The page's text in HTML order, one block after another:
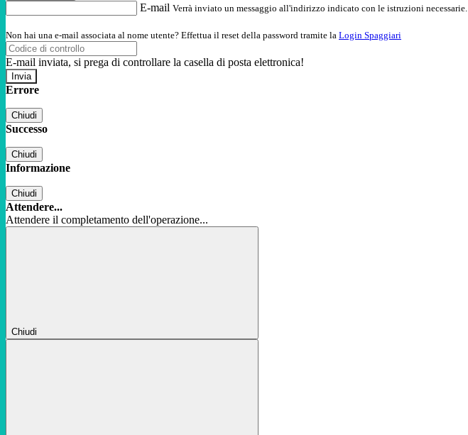
E-mail Verrà inviato un messaggio all'indirizzo indicato con le istruzioni necessarie.
Non hai una e-mail associata al nome utente? Effettua il reset della password tramite la Login Spaggiari
E-mail inviata, si prega di controllare la casella di posta elettronica!
Errore
Chiudi
Successo
Chiudi
Informazione
Chiudi
Attendere...
Attendere il completamento dell'operazione...
Chiudi